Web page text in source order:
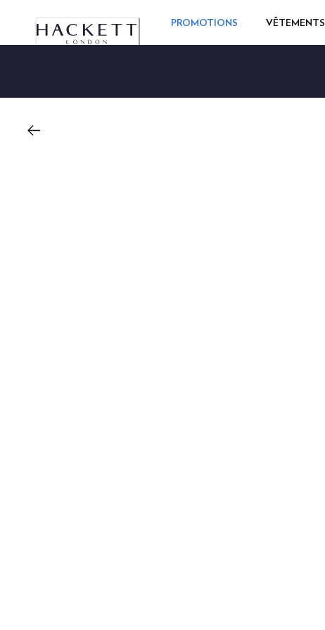
PROMOTIONS VÊTEMENTS